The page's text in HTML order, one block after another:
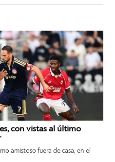
con vistas al último
amistoso fuera de casa, en el